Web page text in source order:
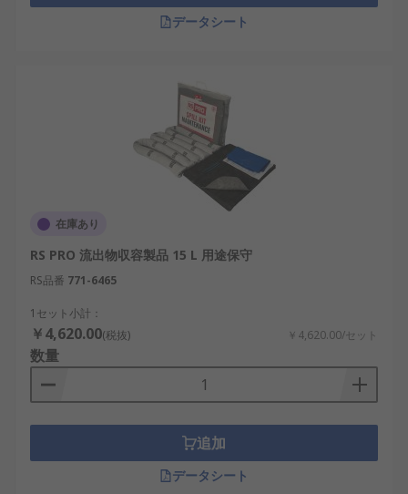
データシート
在庫あり
RS PRO 流出物収容製品 15 L 用途保守
RS品番 771-6465
1セット小計：
￥4,620.00(税抜) ￥4,620.00/セット
数量
追加
データシート